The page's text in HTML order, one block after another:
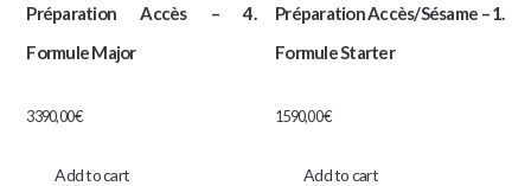
Préparation Accès – 4.
Formule Major
3390,00€
Add to cart
Préparation Accès/Sésame – 1.
Formule Starter
1590,00€
Add to cart